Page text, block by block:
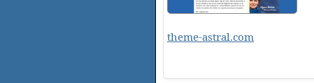
theme-astral.com